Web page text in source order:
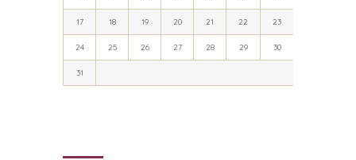
17 18 19 20 21 22 23
24 25 26 27 28 29 30
31